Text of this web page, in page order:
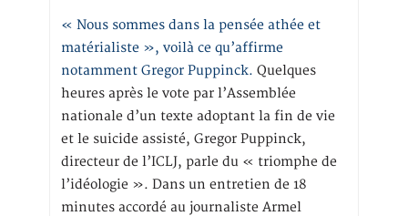
« Nous sommes dans la pensée athée et
matérialiste », voilà ce qu’affirme
notamment Gregor Puppinck. Quelques
heures après le vote par l’Assemblée
nationale d’un texte adoptant la fin de vie
et le suicide assisté, Gregor Puppinck,
directeur de l’ICLJ, parle du « triomphe de
l’idéologie ». Dans un entretien de 18
minutes accordé au journaliste Armel